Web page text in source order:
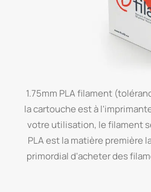
1.75mm PLA filament
la cartouche est à
votre utilisation, le filament
PLA est la matière première
primordial d'acheter des